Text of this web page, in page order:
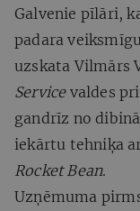
Galvenie pīlāri,
padara
uzskata Vilmārs
Servicevaldes
gandrīz no
iekārtu tehniķa
Rocket Bean.
Uzņēmuma